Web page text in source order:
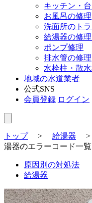
キッチン・
お風呂の修理
洗面所のト
給湯器の修
ポンプ修理
排水管の修理
水栓柱・散
地域の水道業者
公式SNS
会員登録 ログイン
トップ> 給湯器
湯器のエラーコード一
原因別の対処法
給湯器